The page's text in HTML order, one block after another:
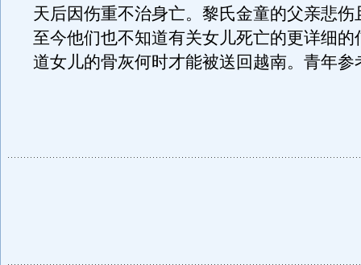
天后因伤重不治身亡。黎氏金童的父亲悲伤
至今他们也不知道有关女儿死亡的更详细的
道女儿的骨灰何时才能被送回越南。青年参